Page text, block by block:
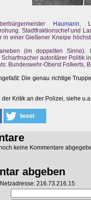
Haumann,
Stadtfraktionschef und
in einer Gießener Kneipe
(im doppelten Sinne):
autoritärer Politik
Bundeswehr-Oberst Folkerts,
Die genau richtige
der Kritik an der Polizei, siehe
keine Kommentare
abgeben
216.73.216.15